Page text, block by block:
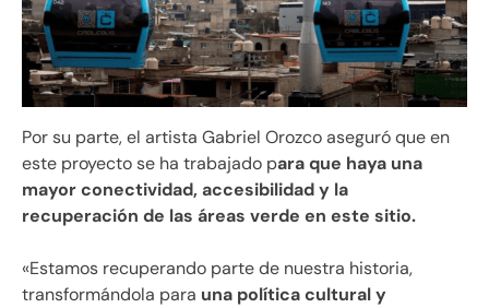
Por su parte, el artista Gabriel Orozco aseguró que en
este proyecto se ha trabajado para que haya una
mayor conectividad, accesibilidad y la
recuperación de las áreas verde en este sitio.
«Estamos recuperando parte de nuestra historia,
transformándola para una política cultural y